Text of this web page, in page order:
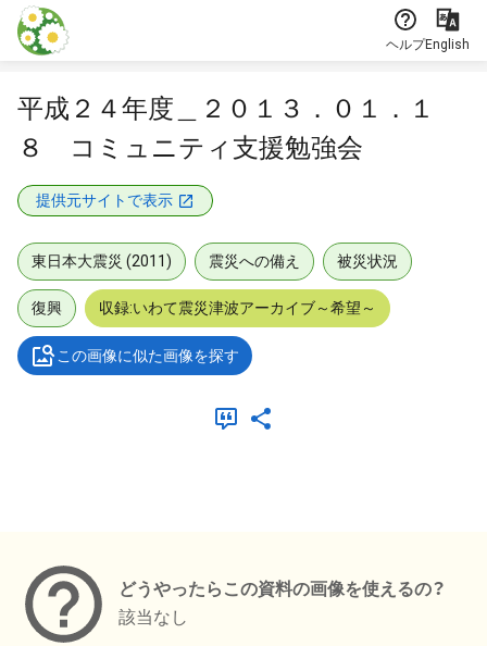
本文に飛ぶ
ヘルプEnglish
平成２４年度＿２０１３．０１．１
８ コミュニティ支援勉強会
提供元サイトで表示
東日本大震災 (2011) 震災への備え 被災状況
復興 収録:いわて震災津波アーカイブ～希望～
この画像に似た画像を探す
どうやったらこの資料の画像を使えるの？
該当なし